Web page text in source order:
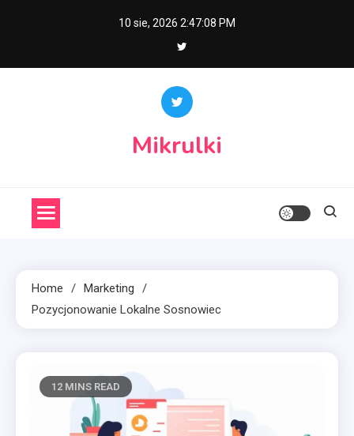
10 sie, 2026 2:47:09 PM
Mikrulki
Home
Marketing
Pozycjonowanie Lokalne Sosnowiec
12 MINS READ